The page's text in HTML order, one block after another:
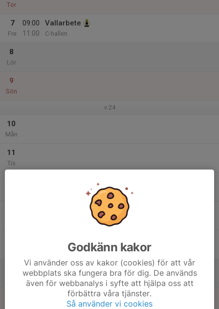
Tor
7
Fre
09:00
11:00
Vallarbete
C-hallen
8
Lör
9
Sön
v.24
10
Mån
11
Tis
Armborst träning
Godkänn kakor
Vi använder oss av kakor (cookies) för att vår
webbplats ska fungera bra för dig. De används
även för webbanalys i syfte att hjälpa oss att
förbättra våra tjänster.
Så använder vi cookies